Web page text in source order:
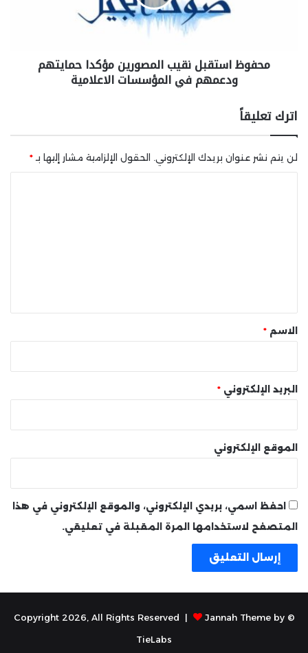
محفوظ استقبل نقيب المصورين مؤكدا حمايتهم
ودعمهم في المؤسسات الاعلامية
اترك تعليقاً
لن يتم نشر عنوان بريدك الإلكتروني. الحقول الإلزامية مشار إليها بـ*
* الاسم *
البريد الإلكتروني *
الموقع الإلكتروني
احفظ اسمي، بريدي الإلكتروني، والموقع الإلكتروني في هذا
المتصفح لاستخدامها المرة المقبلة في تعليقي.
© Copyright 2026, All Rights Reserved |
Jannah Theme by
TieLabs